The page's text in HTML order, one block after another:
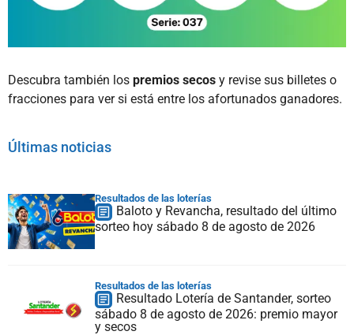
Descubra también los premios secos y revise sus billetes o
fracciones para ver si está entre los afortunados ganadores.
Últimas noticias
Resultados de las loterías
Baloto y Revancha, resultado del último
sorteo hoy sábado 8 de agosto de 2026
Resultados de las loterías
Resultado Lotería de Santander, sorteo
sábado 8 de agosto de 2026: premio mayor
y secos